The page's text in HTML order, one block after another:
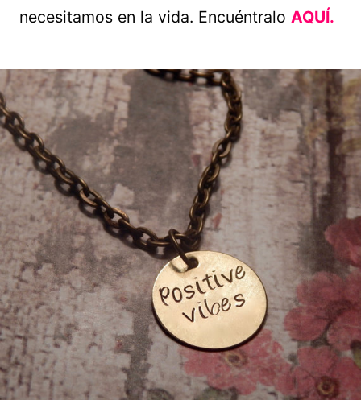
necesitamos en la vida. Encuéntralo AQUÍ.